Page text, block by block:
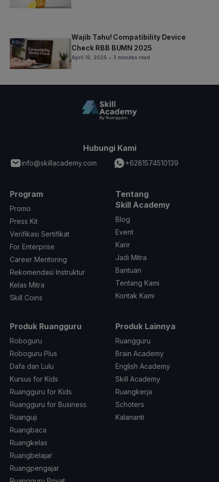
Wajib Tahu! Compatibility Device
Check RBB BUMN 2025
April 16, 2025 • 3 minutes read
Hubungi Kami
info@skillacademy.com +6281574510139
Program
Promo
Press Kit
Verifikasi Sertifikat
For Enterprise
Career Mentoring
Rekomendasi Instruktur
Kelas Mitra
Skill Coins
Tentang
Skill Academy
Blog
Event
Karir
Jadi Mitra
Bantuan
Tentang Kami
Kontak Kami
Produk Ruangguru
Roboguru
Roboguru Plus
Dafa dan Lulu
Kursus for Kids
Ruangguru for Kids
Ruangguru for Business
Ruanguji
Ruangbaca
Ruangkelas
Ruangbelajar
Ruangpengajar
Produk Lainnya
Ruangguru
Brain Academy
English Academy
Skill Academy
Ruangkerja
Schoters
Kalananti